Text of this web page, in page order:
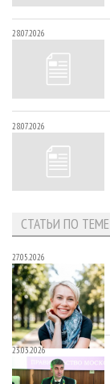
28.07.2026
28.07.2026
СТАТЬИ ПО ТЕМЕ
27.05.2026
23.03.2026